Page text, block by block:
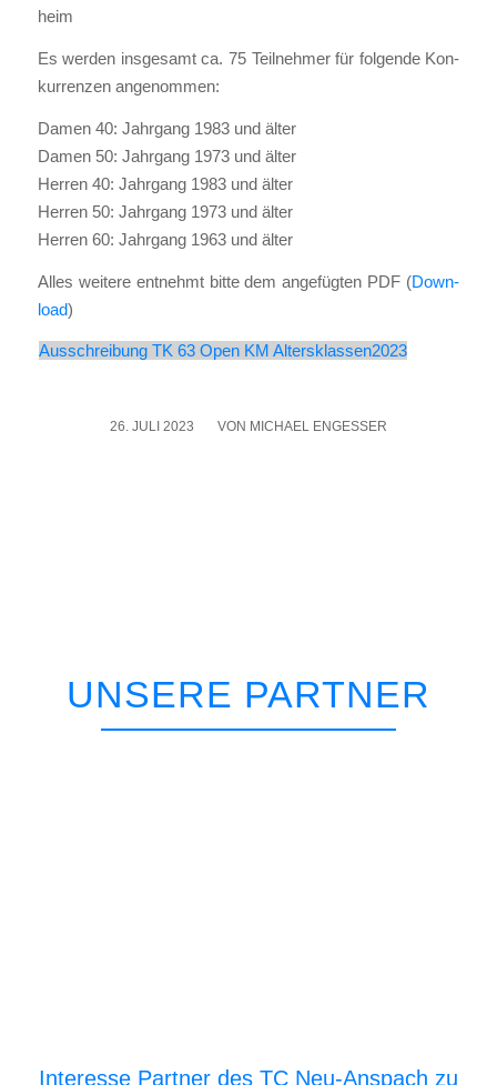
heim
Es wer­den ins­ge­samt ca. 75 Teil­neh­mer für fol­gen­de Kon­
kur­ren­zen ange­nom­men:
Damen 40: Jahr­gang 1983 und älter
Damen 50: Jahr­gang 1973 und älter
Her­ren 40: Jahr­gang 1983 und älter
Her­ren 50: Jahr­gang 1973 und älter
Her­ren 60: Jahr­gang 1963 und älter
Alles wei­te­re ent­nehmt bit­te dem ange­füg­ten PDF (Down­
load)
Aus­schrei­bung TK 63 Open KM Altersklassen2023
26. JULI 2023
/ VON MICHAEL ENGESSER
UNSERE PARTNER
Interesse Partner des TC Neu-Anspach zu